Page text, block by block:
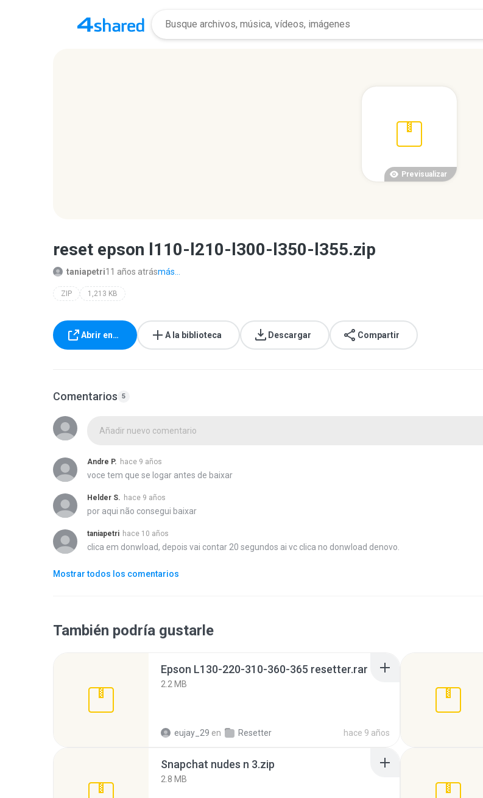
Previsualizar
reset epson l110-l210-l300-l350-l355.zip
taniapetri11 años atrásmás...
ZIP 1,213 KB
Abrir en… A la biblioteca Descargar Compartir
Comentarios 5
Añadir nuevo comentario
Andre P. hace 9 años
voce tem que se logar antes de baixar
Helder S. hace 9 años
por aqui não consegui baixar
taniapetri hace 10 años
clica em donwload, depois vai contar 20 segundos ai vc clica no donwload denovo.
Mostrar todos los comentarios
También podría gustarle
Epson L130-220-310-360-365 resetter.rar
2.2 MB
eujay_29 en Resetter hace 9 años
Snapchat nudes n 3.zip
2.8 MB